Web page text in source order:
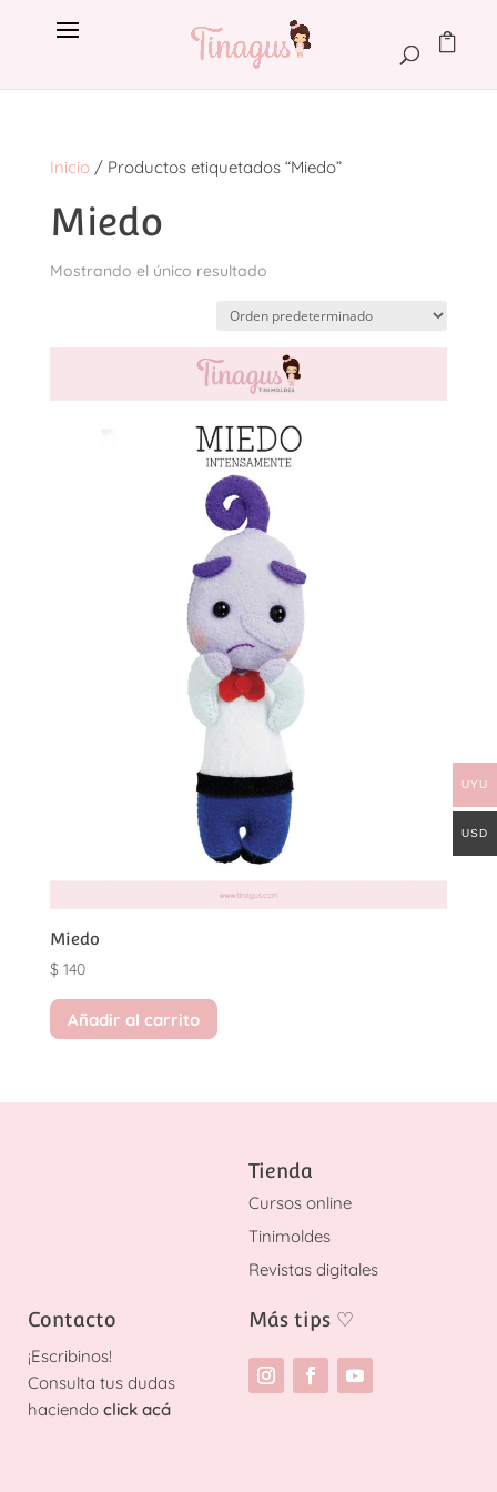
Inicio/ Productos etiquetados “Miedo”
Miedo
Mostrando el único resultado
Miedo
$140
Añadir al carrito
Tienda
Cursos online
Tinimoldes
Revistas digitales
Contacto
¡Escribinos!
Consulta tus dudas
haciendo click acá
Más tips ♡
UYU
USD